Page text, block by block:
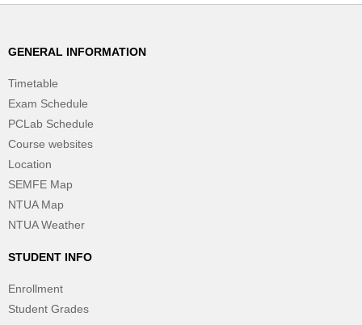
GENERAL INFORMATION
Timetable
Exam Schedule
PCLab Schedule
Course websites
Location
SEMFE Map
NTUA Map
NTUA Weather
STUDENT INFO
Enrollment
Student Grades